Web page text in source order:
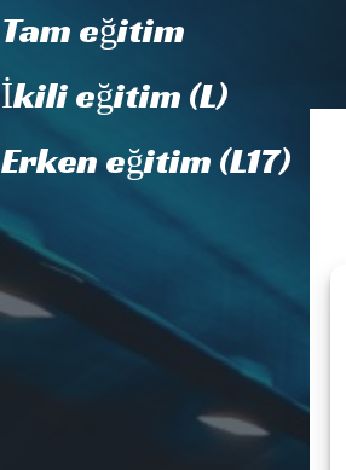
Tam eğitim
İkili eğitim (L)
Erken eğitim (L17)